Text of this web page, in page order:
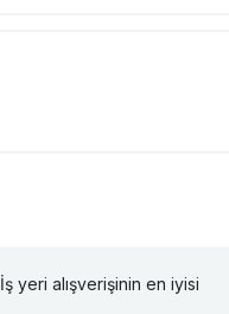
İş yeri alışverişinin en iyisi